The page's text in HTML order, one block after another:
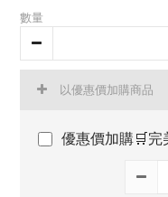
數量
以優惠價加購商品
優惠價加購🛒完